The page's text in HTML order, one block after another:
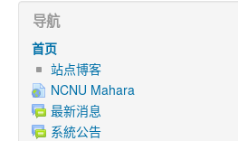
导航
首页
站点博客
NCNU Mahara
最新消息
系統公告